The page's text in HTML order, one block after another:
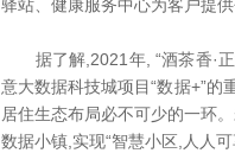
驿站、健康服务中心为客户提
据了解,2021年, “酒茶香·正
意大数据科技城项目“数据+”
居住生态布局必不可少的一环
数据小镇,实现“智慧小区,人人可